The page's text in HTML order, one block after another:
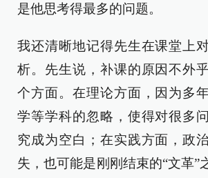
是他思考得最多的问题。
我还清晰地记得先生在课堂上
析。先生说，补课的原因不外
个方面。在理论方面，因为多
学等学科的忽略，使得对很多
究成为空白；在实践方面，政
失，也可能是刚刚结束的“文革”